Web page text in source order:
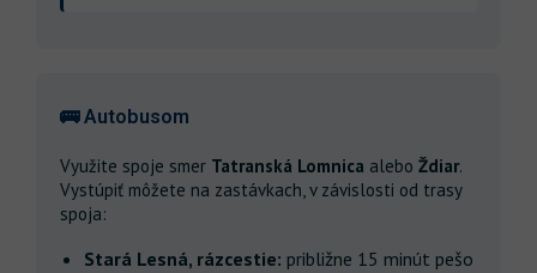
🚌 Autobusom
Využite spoje smer Tatranská Lomnica alebo Ždiar.
Vystúpiť môžete na zastávkach, v závislosti od trasy
spoja:
Stará Lesná, rázcestie: približne 15 minút pešo